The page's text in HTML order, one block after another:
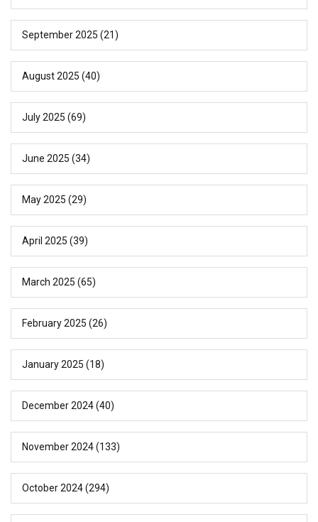
September 2025 (21)
August 2025 (40)
July 2025 (69)
June 2025 (34)
May 2025 (29)
April 2025 (39)
March 2025 (65)
February 2025 (26)
January 2025 (18)
December 2024(40)
November 2024(133)
October 2024(294)